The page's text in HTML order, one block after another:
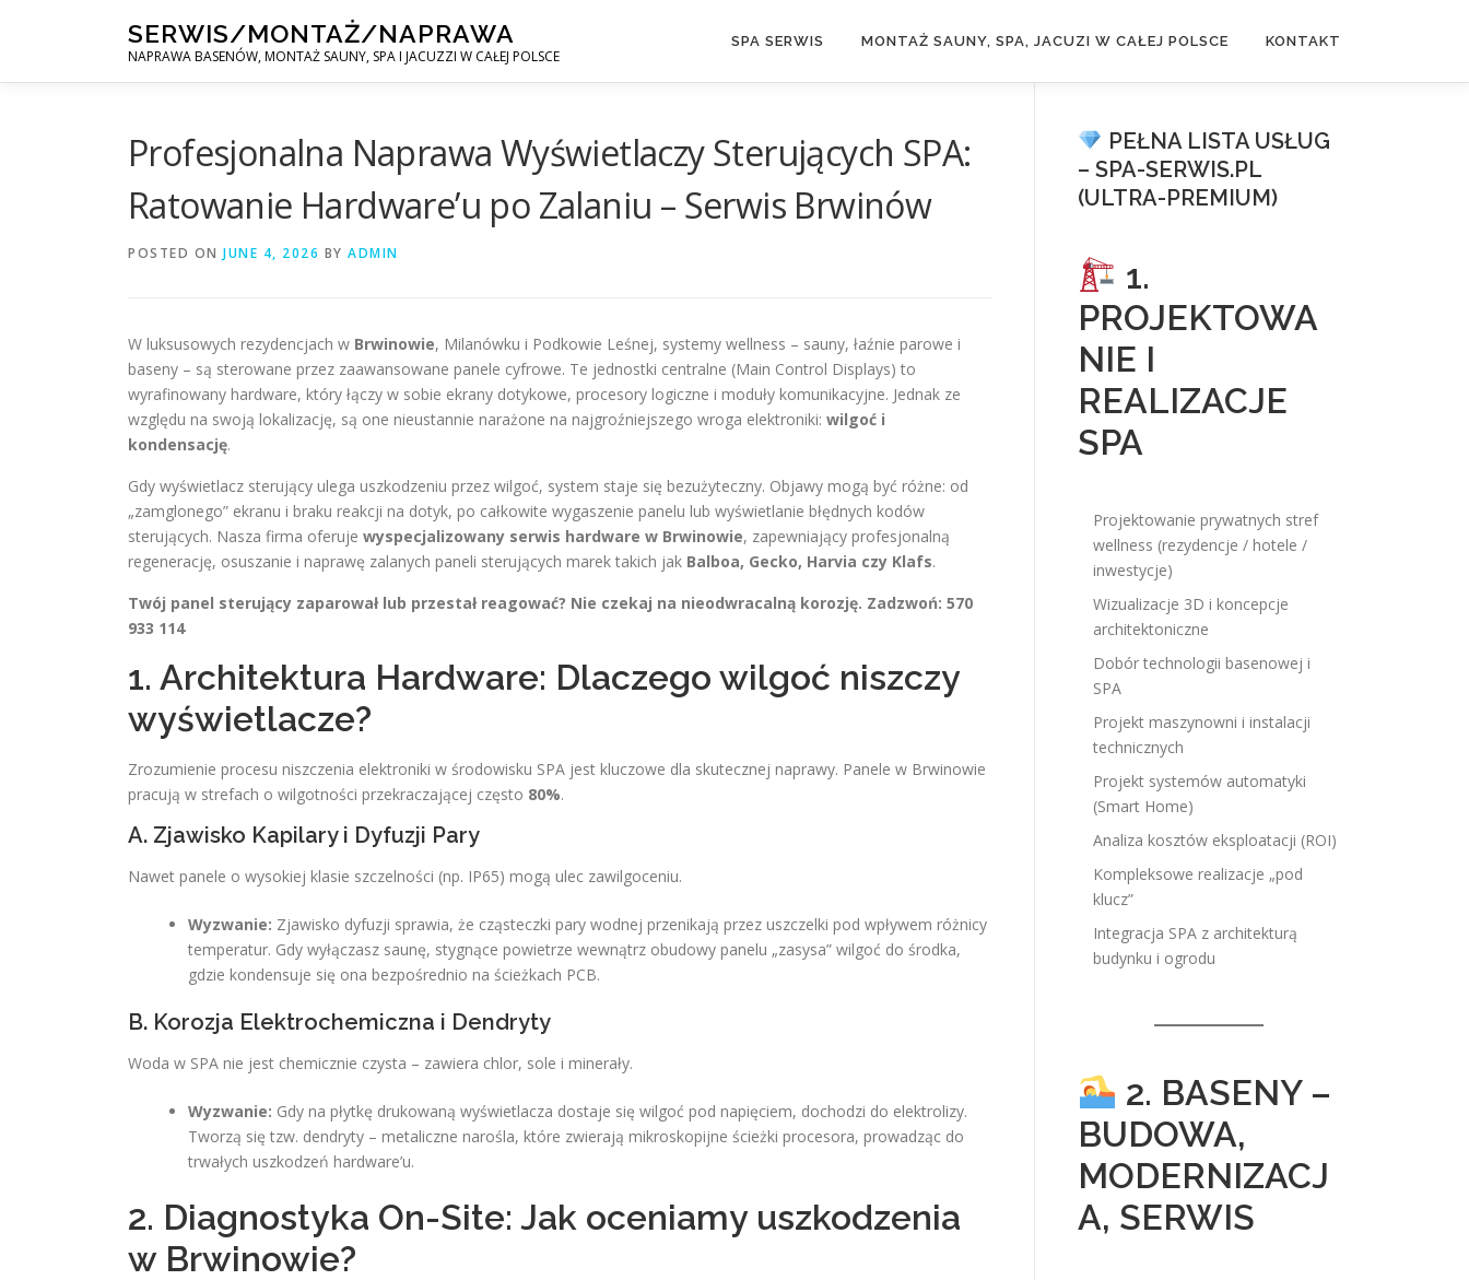
SERWIS/MONTAŻ/NAPRAWA
NAPRAWA BASENÓW, MONTAŻ SAUNY, SPA I JACUZZI W CAŁEJ POLSCE
SPA SERWIS MONTAŻ SAUNY, SPA, JACUZI W CAŁEJ POLSCE KONTAKT
Profesjonalna Naprawa Wyświetlaczy Sterujących SPA:
Ratowanie Hardware’u po Zalaniu – Serwis Brwinów
POSTED ON JUNE 4, 2026 BY ADMIN
W luksusowych rezydencjach w Brwinowie, Milanówku i Podkowie Leśnej, systemy wellness – sauny, łaźnie parowe i
baseny – są sterowane przez zaawansowane panele cyfrowe. Te jednostki centralne (Main Control Displays) to
wyrafinowany hardware, który łączy w sobie ekrany dotykowe, procesory logiczne i moduły komunikacyjne. Jednak ze
względu na swoją lokalizację, są one nieustannie narażone na najgroźniejszego wroga elektroniki: wilgoć i
kondensację.
Gdy wyświetlacz sterujący ulega uszkodzeniu przez wilgoć, system staje się bezużyteczny. Objawy mogą być różne: od
„zamglonego” ekranu i braku reakcji na dotyk, po całkowite wygaszenie panelu lub wyświetlanie błędnych kodów
sterujących. Nasza firma oferuje wyspecjalizowany serwis hardware w Brwinowie, zapewniający profesjonalną
regenerację, osuszanie i naprawę zalanych paneli sterujących marek takich jak Balboa, Gecko, Harvia czy Klafs.
Twój panel sterujący zaparował lub przestał reagować? Nie czekaj na nieodwracalną korozję. Zadzwoń: 570
933 114
1. Architektura Hardware: Dlaczego wilgoć niszczy
wyświetlacze?
Zrozumienie procesu niszczenia elektroniki w środowisku SPA jest kluczowe dla skutecznej naprawy. Panele w Brwinowie
pracują w strefach o wilgotności przekraczającej często 80%.
A. Zjawisko Kapilary i Dyfuzji Pary
Nawet panele o wysokiej klasie szczelności (np. IP65) mogą ulec zawilgoceniu.
Wyzwanie: Zjawisko dyfuzji sprawia, że cząsteczki pary wodnej przenikają przez uszczelki pod wpływem różnicy
temperatur. Gdy wyłączasz saunę, stygnące powietrze wewnątrz obudowy panelu „zasysa” wilgoć do środka,
gdzie kondensuje się ona bezpośrednio na ścieżkach PCB.
B. Korozja Elektrochemiczna i Dendryty
Woda w SPA nie jest chemicznie czysta – zawiera chlor, sole i minerały.
Wyzwanie: Gdy na płytkę drukowaną wyświetlacza dostaje się wilgoć pod napięciem, dochodzi do elektrolizy.
Tworzą się tzw. dendryty – metaliczne narośla, które zwierają mikroskopijne ścieżki procesora, prowadząc do
trwałych uszkodzeń hardware’u.
2. Diagnostyka On-Site: Jak oceniamy uszkodzenia
w Brwinowie?
PEŁNA LISTA USŁUG
– SPA-SERWIS.PL
(ULTRA-PREMIUM)
1.
PROJEKTOWA
NIE I
REALIZACJE
SPA
Projektowanie prywatnych stref
wellness (rezydencje / hotele /
inwestycje)
Wizualizacje 3D i koncepcje
architektoniczne
Dobór technologii basenowej i
SPA
Projekt maszynowni i instalacji
technicznych
Projekt systemów automatyki
(Smart Home)
Analiza kosztów eksploatacji (ROI)
Kompleksowe realizacje „pod
klucz”
Integracja SPA z architekturą
budynku i ogrodu
2. BASENY –
BUDOWA,
MODERNIZACJ
A, SERWIS